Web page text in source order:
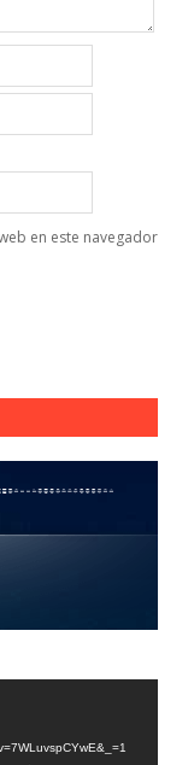
en este navegador